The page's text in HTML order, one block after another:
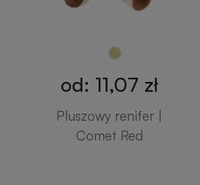
od: 11,07 zł
Pluszowy renifer |
Comet Red